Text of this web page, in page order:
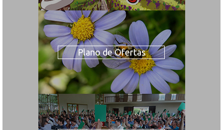
Plano de Ofertas